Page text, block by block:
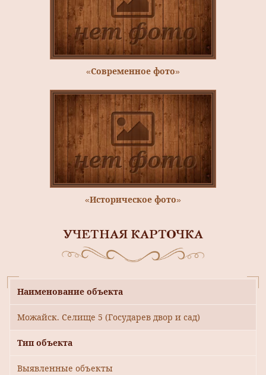
«Современное фото»
«Историческое фото»
УЧЕТНАЯ КАРТОЧКА
Наименование объекта
Можайск. Селище 5 (Государев двор и сад)
Тип объекта
Выявленные объекты